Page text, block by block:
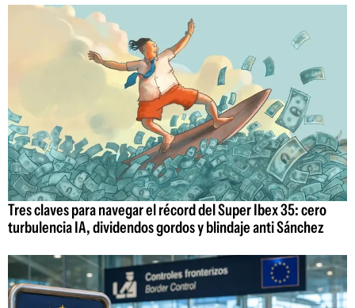
Tres claves para navegar el récord del Super Ibex 35: cero
turbulencia IA, dividendos gordos y blindaje anti Sánchez